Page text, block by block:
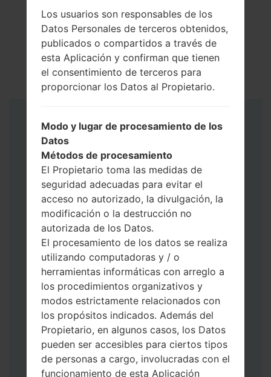
Instrucciones
Descargue a su PC: la última versión de
Odin 3.
A continuación, extraiga el archivo de
firmware.
Los usuarios son responsables de los
Datos Personales de terceros obtenidos,
publicados o compartidos a través de
esta Aplicación y confirman que tienen
el consentimiento de terceros para
proporcionar los Datos al Propietario.
Modo y lugar de procesamiento de los
Datos
Métodos de procesamiento
El Propietario toma las medidas de
seguridad adecuadas para evitar el
acceso no autorizado, la divulgación, la
modificación o la destrucción no
autorizada de los Datos.
El procesamiento de los datos se realiza
utilizando computadoras y / o
herramientas informáticas con arreglo a
los procedimientos organizativos y
modos estrictamente relacionados con
los propósitos indicados. Además del
Propietario, en algunos casos, los Datos
pueden ser accesibles para ciertos tipos
de personas a cargo, involucradas con el
funcionamiento de esta Aplicación